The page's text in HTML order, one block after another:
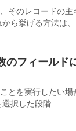
そのレコードの主
ら挙げる方法は、
フィールド
とを実行したい
択した段階...